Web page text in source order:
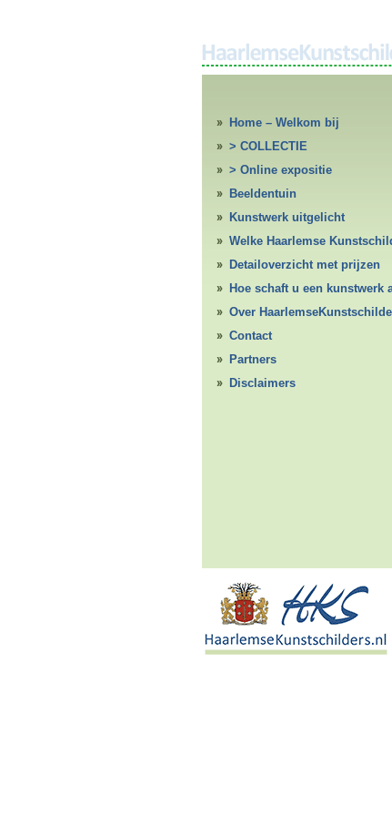
Home – Welkom bij
HaarlemseKunstschilders.nl
> COLLECTIE
> Online expositie
Beeldentuin
Kunstwerk uitgelicht
Welke Haarlemse
Detailoverzicht met prijzen
Hoe schaft u een kunstwerk
Over
Contact
Partners
Disclaimers